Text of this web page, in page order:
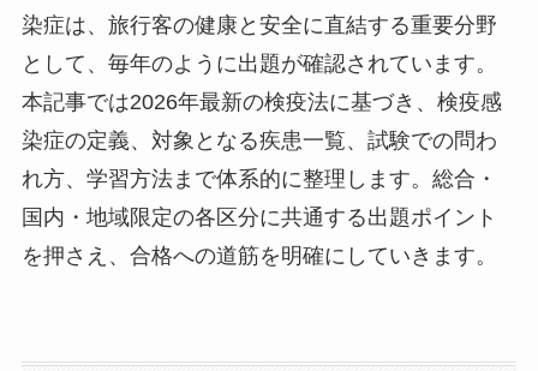
染症は、旅行客の健康と安全に直結する重要分野
として、毎年のように出題が確認されています。
本記事では2026年最新の検疫法に基づき、検疫感
染症の定義、対象となる疾患一覧、試験での問わ
れ方、学習方法まで体系的に整理します。総合・
国内・地域限定の各区分に共通する出題ポイント
を押さえ、合格への道筋を明確にしていきます。